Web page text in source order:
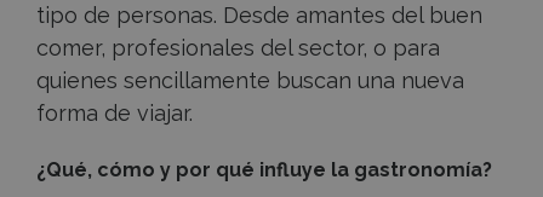
tipo de personas. Desde amantes del buen
comer, profesionales del sector, o para
quienes sencillamente buscan una nueva
forma de viajar.
¿Qué, cómo y por qué influye la gastronomía?